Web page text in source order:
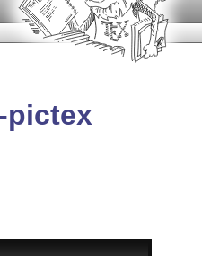
pictex